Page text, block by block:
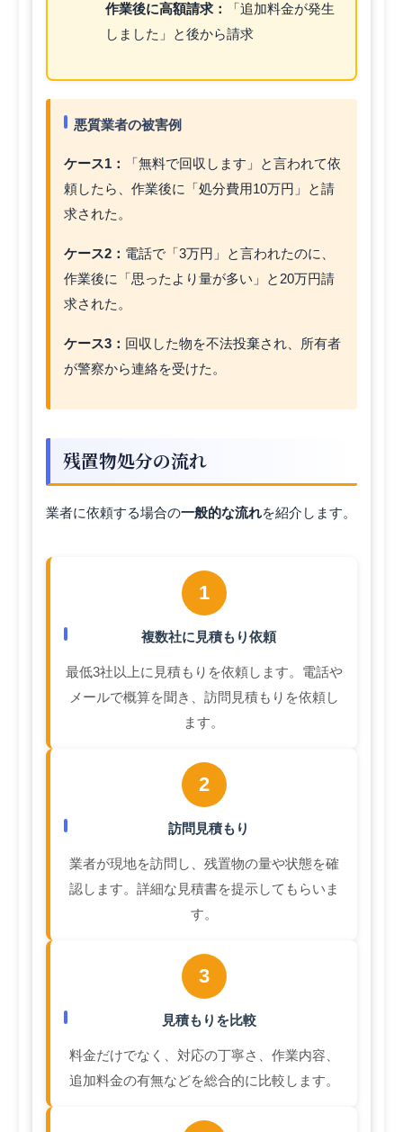
作業後に高額請求：
「追加料金が発生
しました」と後から請求
悪質業者の被害例
ケース1：
「無料で回収します」と言われて依
頼したら、作業後に「処分費用10万円」と請
求された。
ケース2： 電話で「3万円」と言われたのに、
作業後に「思ったより量が多い」と20万円請
求された。
ケース3： 回収した物を不法投棄され、所有者
が警察から連絡を受けた。
残置物処分の流れ
業者に依頼する場合の一般的な流れを紹介します。
1
複数社に見積もり依頼
最低3社以上に見積もりを依頼します。電話や
メールで概算を聞き、訪問見積もりを依頼し
ます。
2
訪問見積もり
業者が現地を訪問し、残置物の量や状態を確
認します。詳細な見積書を提示してもらいま
す。
3
見積もりを比較
料金だけでなく、対応の丁寧さ、作業内容、
追加料金の有無などを総合的に比較します。